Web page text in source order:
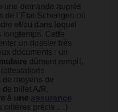
une demande auprès
de l’État Schengen où
et/ou dans lequel
Cette
un dossier très
documents : un
dûment rempli,
de moyens de
billet A/R,
à une assurance
critères précis …)